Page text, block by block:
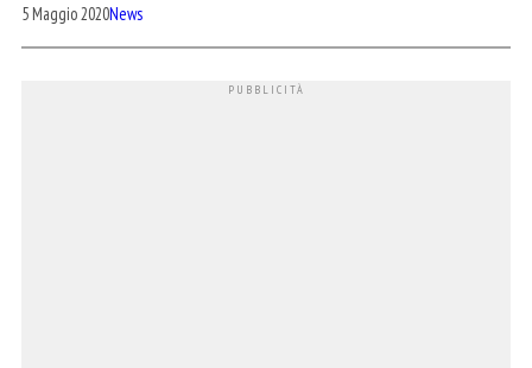
5 Maggio 2020News